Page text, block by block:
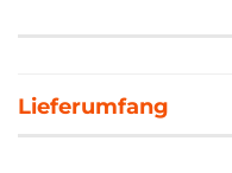
Lieferumfang